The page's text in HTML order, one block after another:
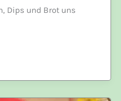
Dips und Brot uns